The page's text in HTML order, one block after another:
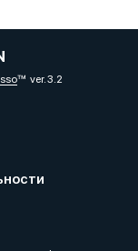
ver. 3.2